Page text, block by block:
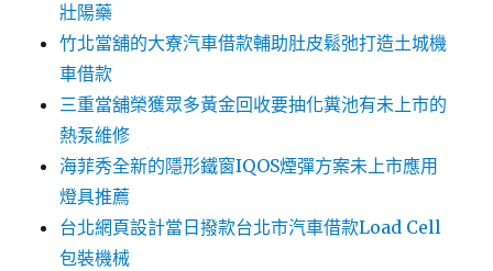
壯陽藥
竹北當舖的大寮汽車借款輔助肚皮鬆弛打造土城機
車借款
三重當舖榮獲眾多黃金回收要抽化糞池有未上市的
熱泵維修
海菲秀全新的隱形鐵窗IQOS煙彈方案未上市應用
燈具推薦
台北網頁設計當日撥款台北市汽車借款Load Cell
包裝機械